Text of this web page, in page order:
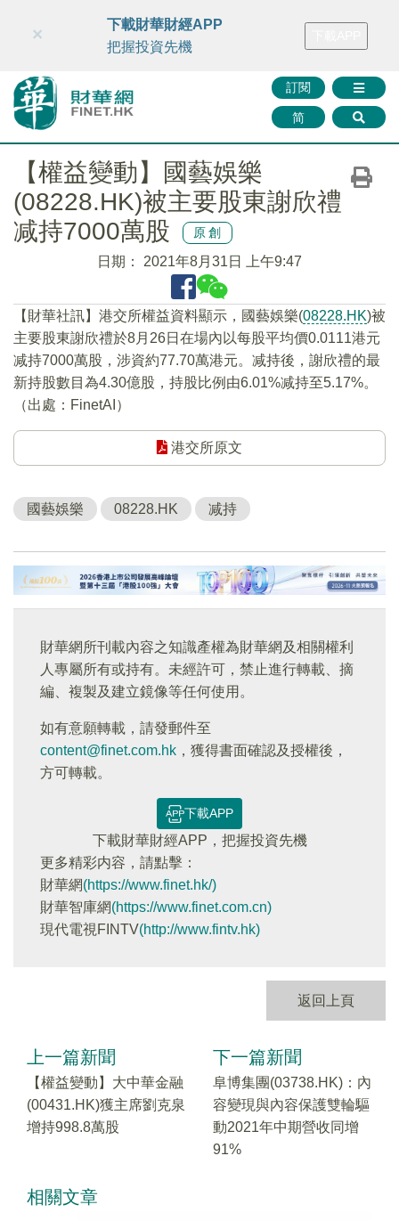
財華智庫網 FINTV FINMETA 財華證券 媒體矩陣
訂閱
简
×
下載財華財經APP
把握投資先機
【權益變動】國藝娛樂
(08228.HK)被主要股東謝欣禮
减持7000萬股
原創
日期： 2021年8月31日 上午9:47
【財華社訊】港交所權益資料顯示，國藝娛樂(08228.HK)被
主要股東謝欣禮於8月26日在場內以每股平均價0.0111港元
减持7000萬股，涉資約77.70萬港元。减持後，謝欣禮的最
新持股數目為4.30億股，持股比例由6.01%减持至5.17%。
（出處：FinetAI）
港交所原文
國藝娛樂 08228.HK 减持
財華網所刊載內容之知識產權為財華網及相關權利
人專屬所有或持有。未經許可，禁止進行轉載、摘
編、複製及建立鏡像等任何使用。
如有意願轉載，請發郵件至
content@finet.com.hk ，獲得書面確認及授權後，
方可轉載。
下載APP
下載財華財經APP，把握投資先機
更多精彩内容，請點擊：
財華網(https://www.finet.hk/)
財華智庫網(https://www.finet.com.cn)
現代電視FINTV(http://www.fintv.hk)
返回上頁
上一篇新聞
【權益變動】大中華金融
(00431.HK)獲主席劉克泉
增持998.8萬股
下一篇新聞
阜博集團(03738.HK)：內
容變現與內容保護雙輪驅
動2021年中期營收同增
91%
相關文章